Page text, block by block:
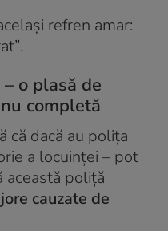
refren amar:
.
o plasă de
completă
că dacă au polița
a locuinței – pot
această poliță
cauzate de